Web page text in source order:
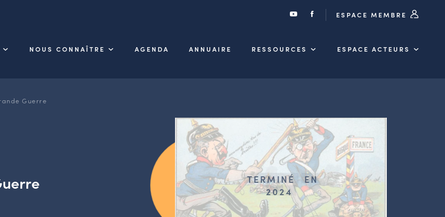
ESPACE MEMBRE
NOUS CONNAÎTRE AGENDA ANNUAIRE RESSOURCES ESPACE ACTEURS
Guerre
TERMINÉ
EN
2024